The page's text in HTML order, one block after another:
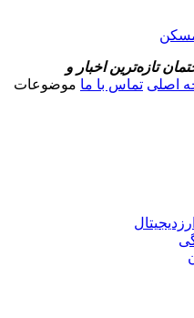
تازه‌ترین اخبار و
اصلی تماس با ما موضوعات